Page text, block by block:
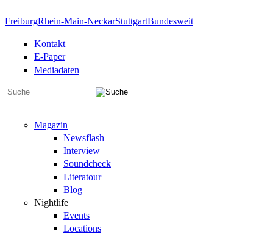
FreiburgRhein-Main-NeckarStuttgartBundesweit
Kontakt
E-Paper
Mediadaten
Magazin
Newsflash
Interview
Soundcheck
Literatour
Blog
Nightlife
Events
Locations